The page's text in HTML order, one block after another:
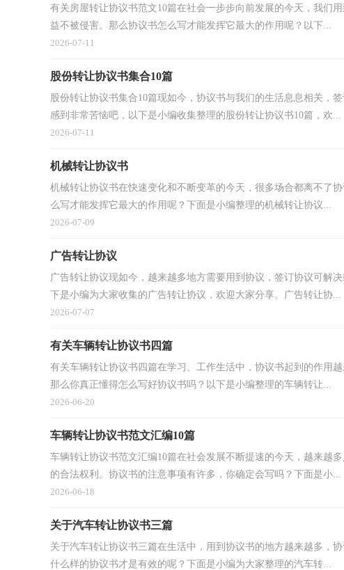
有关房屋转让协议书范文10篇在社会一步步向前发展的今天，我们
益不被侵害。那么协议书怎么写才能发挥它最大的作用呢？以下...
2026-07-11
股份转让协议书集合10篇
股份转让协议书集合10篇现如今，协议书与我们的生活息息相关，
感到非常苦恼吧，以下是小编收集整理的股份转让协议书10篇，欢...
2026-07-11
机械转让协议书
机械转让协议书在快速变化和不断变革的今天，很多场合都离不了
么写才能发挥它最大的作用呢？下面是小编整理的机械转让协议...
2026-07-09
广告转让协议
广告转让协议现如今，越来越多地方需要用到协议，签订协议可解
下是小编为大家收集的广告转让协议，欢迎大家分享。广告转让协...
2026-07-07
有关车辆转让协议书四篇
有关车辆转让协议书四篇在学习、工作生活中，协议书起到的作用
那么你真正懂得怎么写好协议书吗？以下是小编整理的车辆转让...
2026-06-20
车辆转让协议书范文汇编10篇
车辆转让协议书范文汇编10篇在社会发展不断提速的今天，越来越
的合法权利。协议书的注意事项有许多，你确定会写吗？下面是小...
2026-06-18
关于汽车转让协议书三篇
关于汽车转让协议书三篇在生活中，用到协议书的地方越来越多，
什么样的协议书才是有效的呢？下面是小编为大家整理的汽车转...